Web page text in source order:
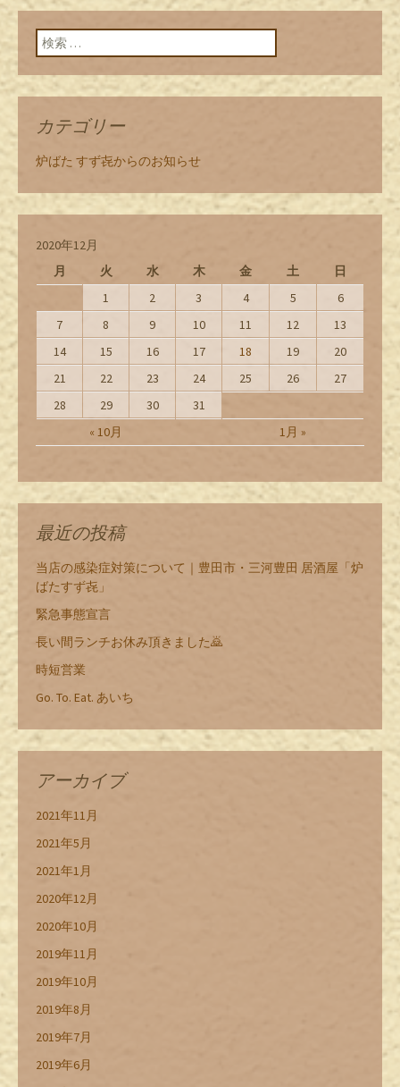
ン
検索:
カテゴリー
炉ばた すず㐂からのお知らせ
2020年12月
月
火 水 木 金 土 日
« 10月 1月 »
1 2 3 4 5
6
7
8 9 10 11 12
13
14
15 16 17 18 19
20
21
22 23 24 25 26
27
28
29 30 31
最近の投稿
当店の感染症対策について｜豊田市・三河豊田 居酒屋「炉
ばたすず㐂」
緊急事態宣言
長い間ランチお休み頂きました🙇
時短営業
Go. To. Eat. あいち
アーカイブ
2021年11月
2021年5月
2021年1月
2020年12月
2020年10月
2019年11月
2019年10月
2019年8月
2019年7月
2019年6月